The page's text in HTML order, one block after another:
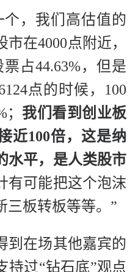
，我们高估值的
在4000点附近，
占44.63%，但是
点的时候，100
我们看到创业板
近100倍，这是纳
水平，是人类股市
有可能把这个泡沫
三板转板等等。”
到在场其他嘉宾的
持过“钻石底”观点